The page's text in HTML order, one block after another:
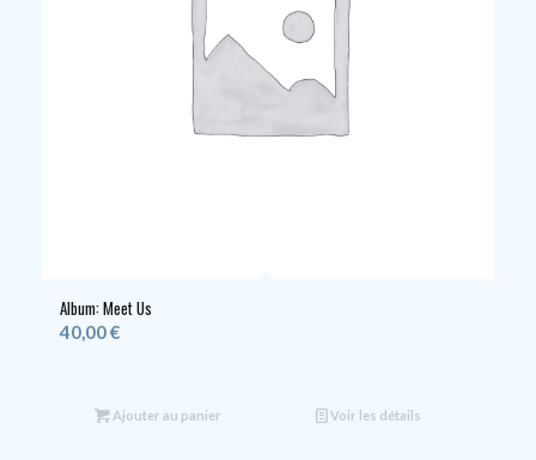
Album: Meet Us
40,00€
Ajouter au panier Voir les détails